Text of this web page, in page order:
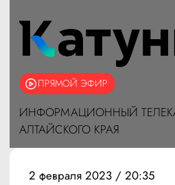
ПРЯМОЙ ЭФИР
ИНФОРМАЦИОННЫЙ
АЛТАЙСКОГО КРАЯ
2 февраля 2023 / 20:35